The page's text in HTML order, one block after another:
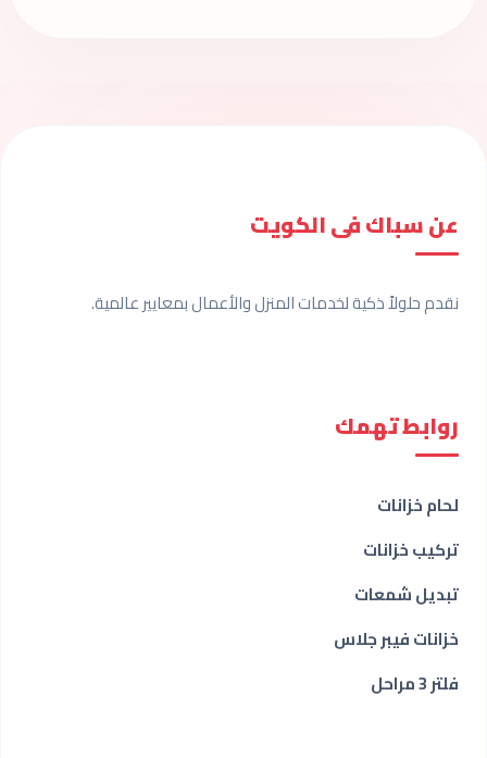
عن سباك فى الكويت
نقدم حلولاً ذكية لخدمات المنزل والأعمال بمعايير عالمية.
روابط تهمك
لحام خزانات
تركيب خزانات
تبديل شمعات
خزانات فيبر جلاس
فلتر 3 مراحل